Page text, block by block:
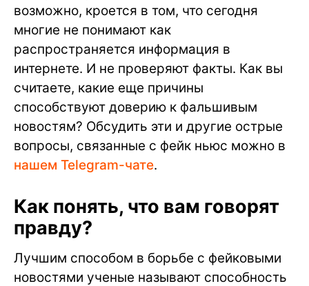
возможно, кроется в том, что сегодня
многие не понимают как
распространяется информация в
интернете. И не проверяют факты. Как вы
считаете, какие еще причины
способствуют доверию к фальшивым
новостям? Обсудить эти и другие острые
вопросы, связанные с фейк ньюс можно в
нашем Telegram-чате.
Как понять, что вам говорят
правду?
Лучшим способом в борьбе с фейковыми
новостями ученые называют способность